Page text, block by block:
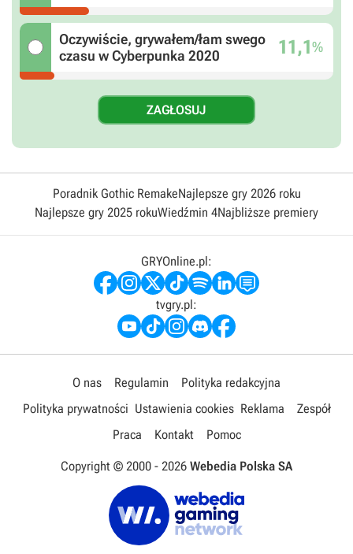
Oczywiście, grywałem/łam swego
czasu w Cyberpunka 2020
11,1%
Poradnik Gothic RemakeNajlepsze gry 2026 roku
Najlepsze gry 2025 rokuWiedźmin 4Najbliższe premiery
GRYOnline.pl:
tvgry.pl:
O nas Regulamin
Polityka redakcyjna
Polityka prywatności Ustawienia cookies Reklama
Zespół
Praca
Kontakt Pomoc
Copyright © 2000 - 2026 Webedia Polska SA